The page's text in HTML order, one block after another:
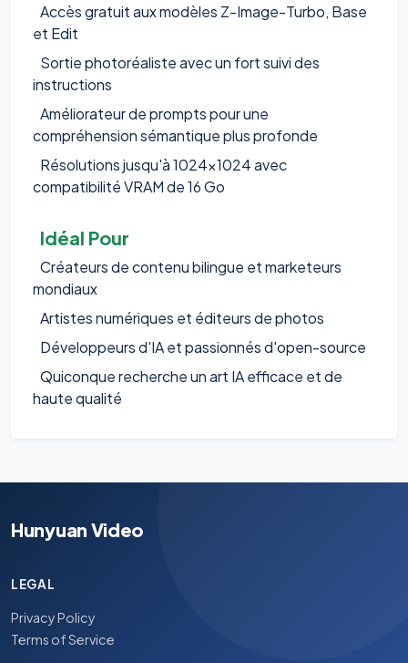
Accès gratuit aux modèles Z-Image-Turbo, Base
et Edit
Sortie photoréaliste avec un fort suivi des
instructions
Améliorateur de prompts pour une
compréhension sémantique plus profonde
Résolutions jusqu'à 1024x1024 avec
compatibilité VRAM de 16 Go
Idéal Pour
Créateurs de contenu bilingue et marketeurs
mondiaux
Artistes numériques et éditeurs de photos
Développeurs d'IA et passionnés d'open-source
Quiconque recherche un art IA efficace et de
haute qualité
Hunyuan Video
LEGAL
Privacy Policy
Terms of Service